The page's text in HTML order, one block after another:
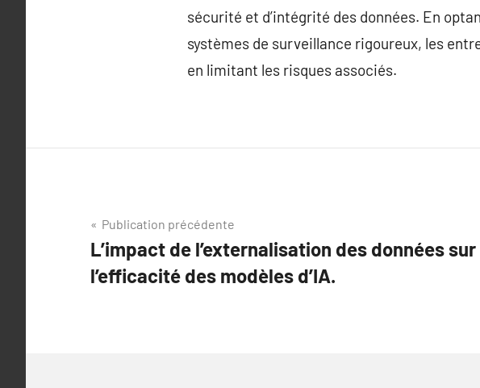
sécurité et d’intégrité des données. En
systèmes de surveillance rigoureux, les
en limitant les risques associés.
Navigation
de
l’article
Publication précédente
L’impact de l’externalisation des données sur
l’efficacité des modèles d’IA.